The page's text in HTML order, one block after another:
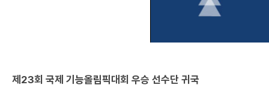
제23회 국제 기능올림픽대회 우승 선수단 귀국